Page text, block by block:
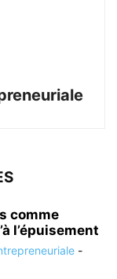
comme
l’épuisement
-